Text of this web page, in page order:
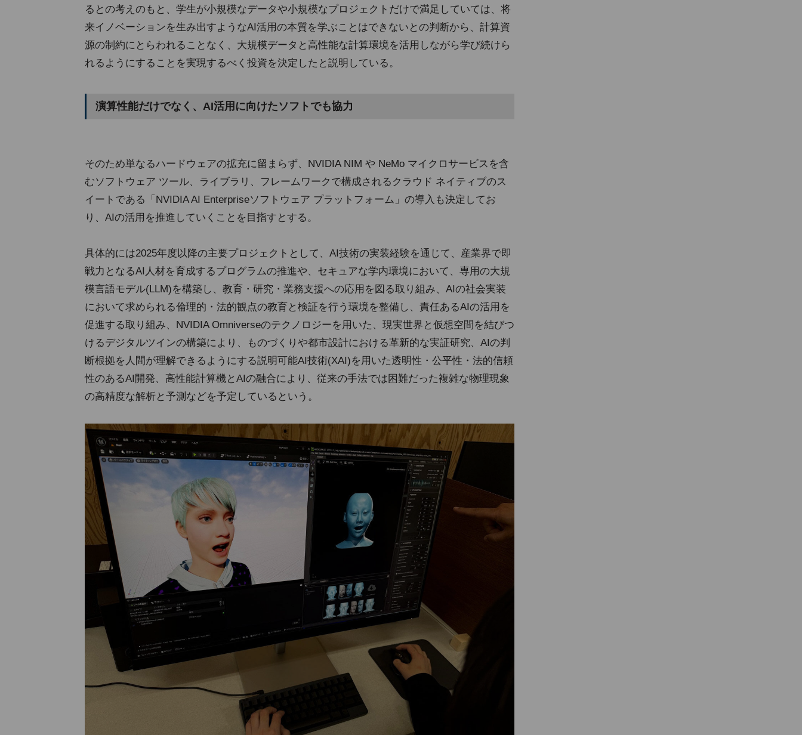
るとの考えのもと、学生が小規模なデータや小規模なプロジェクトだけで満足していては、将
来イノベーションを生み出すようなAI活用の本質を学ぶことはできないとの判断から、計算資
源の制約にとらわれることなく、大規模データと高性能な計算環境を活用しながら学び続けら
れるようにすることを実現するべく投資を決定したと説明している。
演算性能だけでなく、AI活用に向けたソフトでも協力
そのため単なるハードウェアの拡充に留まらず、NVIDIA NIM や NeMo マイクロサービスを含
むソフトウェア ツール、ライブラリ、フレームワークで構成されるクラウド ネイティブのス
イートである「NVIDIA AI Enterpriseソフトウェア プラットフォーム」の導入も決定してお
り、AIの活用を推進していくことを目指すとする。
具体的には2025年度以降の主要プロジェクトとして、AI技術の実装経験を通じて、産業界で即
戦力となるAI人材を育成するプログラムの推進や、セキュアな学内環境において、専用の大規
模言語モデル(LLM)を構築し、教育・研究・業務支援への応用を図る取り組み、AIの社会実装
において求められる倫理的・法的観点の教育と検証を行う環境を整備し、責任あるAIの活用を
促進する取り組み、NVIDIA Omniverseのテクノロジーを用いた、現実世界と仮想空間を結びつ
けるデジタルツインの構築により、ものづくりや都市設計における革新的な実証研究、AIの判
断根拠を人間が理解できるようにする説明可能AI技術(XAI)を用いた透明性・公平性・法的信頼
性のあるAI開発、高性能計算機とAIの融合により、従来の手法では困難だった複雑な物理現象
の高精度な解析と予測などを予定しているという。